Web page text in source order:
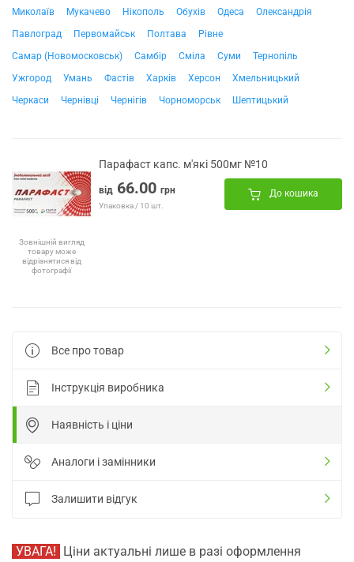
Миколаїв
Мукачево Нікополь Обухів Одеса
Олександрія
Павлоград
Первомайськ Полтава
Рівне
Самар (Новомосковськ)
Самбір Сміла Суми
Тернопіль
Ужгород
Умань Фастів Харків Херсон
Хмельницький
Черкаси
Чернівці Чернігів Чорноморськ Шептицький
Зовнішній вигляд
товару може
відрізнятися від
фотографії
Парафаст капс. м'які 500мг №10
від 66.00 грн
Упаковка / 10 шт.
До кошика
Все про товар
Інструкція виробника
Наявність і ціни
Аналоги і замінники
Залишити відгук
УВАГА! Ціни актуальні лише в разі оформлення